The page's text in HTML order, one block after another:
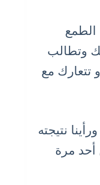
الطمع
وتطالب
تتعارك مع
نتيجته
مرة